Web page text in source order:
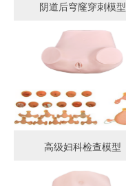
阴道后穹窿穿刺模型
高级妇科检查模型